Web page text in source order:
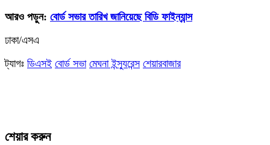
আরও পড়ুন: বোর্ড সভার তারিখ জানিয়েছে বিডি ফাইন্যান্স
ঢাকা/এসএ
ট্যাগঃ ডিএসই বোর্ড সভা মেঘনা ইন্স্যুরেন্স শেয়ারবাজার
শেয়ার করুন